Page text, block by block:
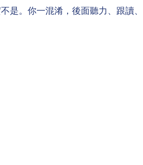
是。你一混淆，後面聽力、跟讀、